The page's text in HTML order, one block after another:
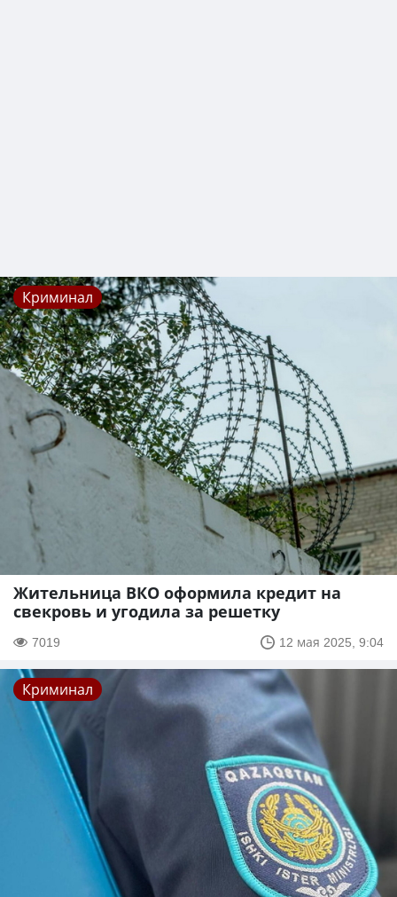
Криминал
Жительница ВКО оформила кредит на
свекровь и угодила за решетку
7019 12 мая 2025, 9:04
Криминал